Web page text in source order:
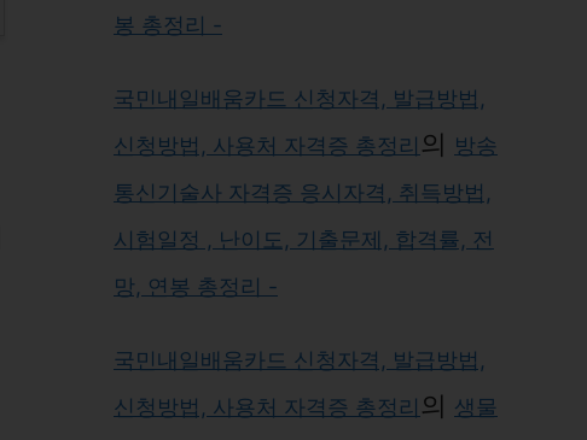
봉 총정리 -
국민내일배움카드 신청자격, 발급방법,
신청방법, 사용처 자격증 총정리 의 방송
통신기술사 자격증 응시자격, 취득방법,
시험일정 , 난이도, 기출문제, 합격률, 전
망, 연봉 총정리 -
국민내일배움카드 신청자격, 발급방법,
신청방법, 사용처 자격증 총정리 의 생물